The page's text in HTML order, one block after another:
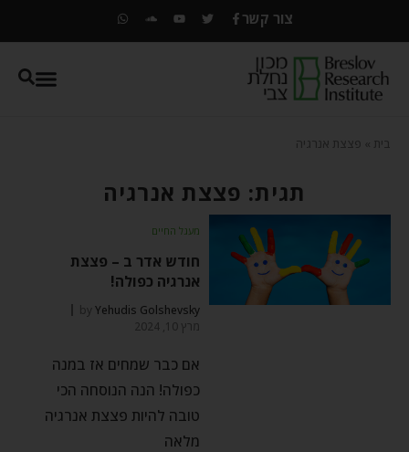
צור קשר
בית פצצת אנרגיה
תגית: פצצת אנרגיה
מעגל החיים
חודש אדר ב – פצצת
אנרגיה כפולה!
byYehudis Golshevsky
מרץ 10, 2024
אם כבר שמחים אז במנה
כפולה! הנה הנוסחה הכי
טובה להיות פצצת אנרגיה
מלאה